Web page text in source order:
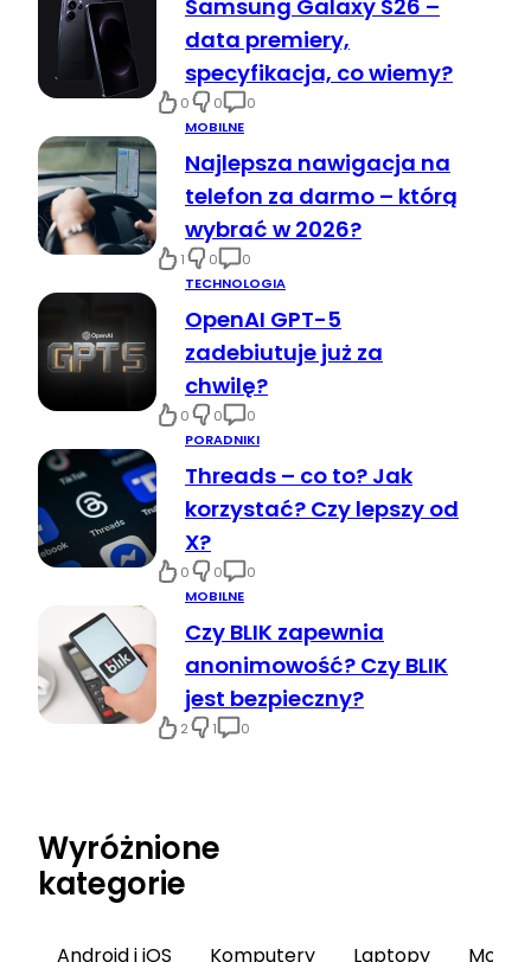
Samsung Galaxy S26 –
data premiery,
specyfikacja, co wiemy?
0 0
0
MOBILNE
Najlepsza nawigacja na
telefon za darmo – którą
wybrać w 2026?
1 0
0
TECHNOLOGIA
OpenAI GPT-5
zadebiutuje już za
chwilę?
0 0
0
PORADNIKI
Threads – co to? Jak
korzystać? Czy lepszy od
X?
0 0
0
MOBILNE
Czy BLIK zapewnia
anonimowość? Czy BLIK
jest bezpieczny?
2 1 0
Wyróżnione
kategorie
Android i iOS Komputery Laptopy